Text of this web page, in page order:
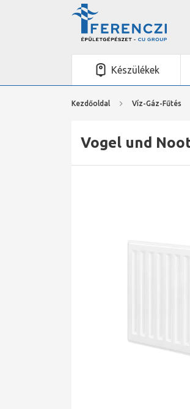
Készülékek
Kezdőoldal Víz-Gáz-Fűtés
Vogel und